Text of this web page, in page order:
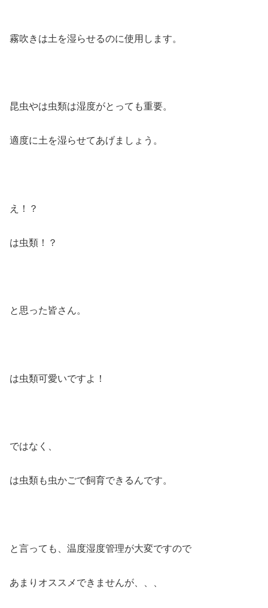
霧吹きは土を湿らせるのに使用します。
昆虫やは虫類は湿度がとっても重要。
適度に土を湿らせてあげましょう。
え！？
は虫類！？
と思った皆さん。
は虫類可愛いですよ！
ではなく、
は虫類も虫かごで飼育できるんです。
と言っても、温度湿度管理が大変ですので
あまりオススメできませんが、、、